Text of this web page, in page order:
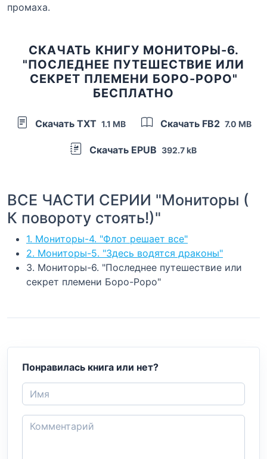
промаха.
СКАЧАТЬ КНИГУ МОНИТОРЫ-6.
"ПОСЛЕДНЕЕ ПУТЕШЕСТВИЕ ИЛИ
СЕКРЕТ ПЛЕМЕНИ БОРО-РОРО"
БЕСПЛАТНО
Скачать TXT 1.1 MB Скачать FB2 7.0 MB
Скачать EPUB 392.7 kB
ВСЕ ЧАСТИ СЕРИИ "Мониторы (
К повороту стоять!)"
1. Мониторы-4. "Флот решает все"
2. Мониторы-5. "Здесь водятся драконы"
3. Мониторы-6. "Последнее путешествие или
секрет племени Боро-Роро"
Понравилась книга или нет?